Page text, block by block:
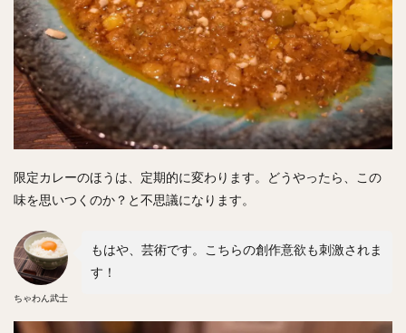
限定カレーのほうは、定期的に変わります。どうやったら、この
味を思いつくのか？と不思議になります。
ちゃわん武士
もはや、芸術です。こちらの創作意欲も刺激されま
す！